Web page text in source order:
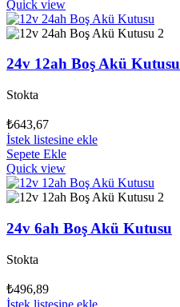
Quick view
24v 12ah Boş Akü Kutusu
Stokta
₺643,67
İstek listesine ekle
Sepete Ekle
Quick view
24v 6ah Boş Akü Kutusu
Stokta
₺496,89
İstek listesine ekle